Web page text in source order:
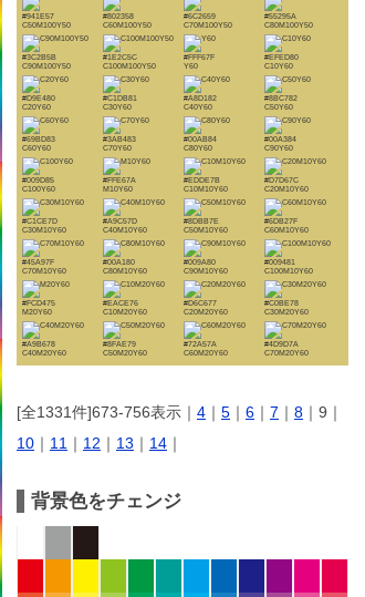
#941E57
C50M100Y50
#802358
C60M100Y50
#6C2659
C70M100Y50
#55295A
C80M100Y50
#3C2B5B
C90M100Y50
#1E2C5C
C100M100Y50
#FFF67F
Y60
#EFED80
C10Y60
#D9E480
C20Y60
#C1DB81
C30Y60
#A8D182
C40Y60
#8BC782
C50Y60
#69BD83
C60Y60
#3AB483
C70Y60
#00AB84
C80Y60
#00A384
C90Y60
#009D85
C100Y60
#FFE67A
M10Y60
#EDDE7B
C10M10Y60
#D7D67C
C20M10Y60
#C1CE7D
C30M10Y60
#A9C57D
C40M10Y60
#8DBB7E
C50M10Y60
#6DB27F
C60M10Y60
#45A97F
C70M10Y60
#00A180
C80M10Y60
#009A80
C90M10Y60
#009481
C100M10Y60
#FCD475
M20Y60
#EACE76
C10M20Y60
#D6C677
C20M20Y60
#C0BE78
C30M20Y60
#A9B678
C40M20Y60
#8FAE79
C50M20Y60
#72A57A
C60M20Y60
#4D9D7A
C70M20Y60
[全1331件]673-756表示｜ 4 ｜ 5 ｜ 6 ｜ 7 ｜ 8 ｜9｜
10 ｜ 11 ｜ 12 ｜ 13 ｜ 14 ｜
背景色をチェンジ